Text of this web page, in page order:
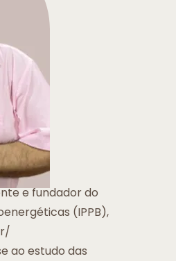
e fundador do
(IPPB),
ao estudo das